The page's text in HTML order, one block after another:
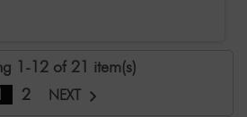
1-12 of 21 item(s)
2 NEXT